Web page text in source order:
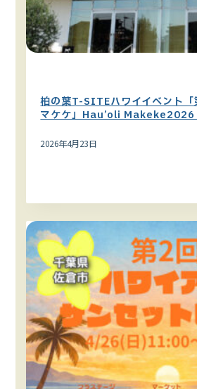
柏の葉T-SITEハワイイベント「
マケケ」Hau’oli Makeke2026
2026年4月23日